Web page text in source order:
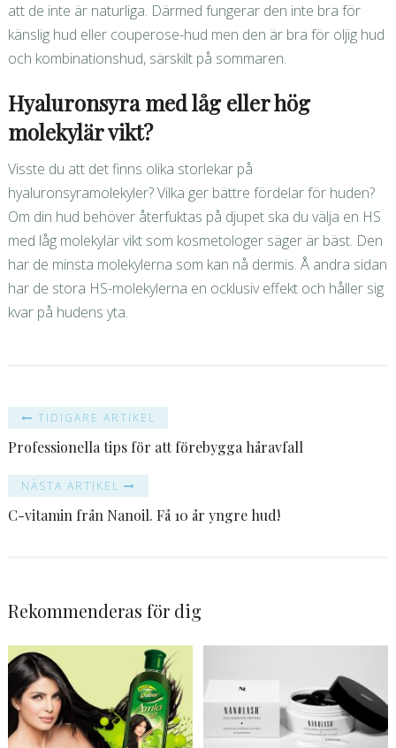
att de inte är naturliga. Därmed fungerar den inte bra för
känslig hud eller couperose-hud men den är bra för oljig hud
och kombinationshud, särskilt på sommaren.
Hyaluronsyra med låg eller hög
molekylär vikt?
Visste du att det finns olika storlekar på
hyaluronsyramolekyler? Vilka ger bättre fördelar för huden?
Om din hud behöver återfuktas på djupet ska du välja en HS
med låg molekylär vikt som kosmetologer säger är bäst. Den
har de minsta molekylerna som kan nå dermis. Å andra sidan
har de stora HS-molekylerna en ocklusiv effekt och håller sig
kvar på hudens yta.
TIDIGARE ARTIKEL
Professionella tips för att förebygga håravfall
NÄSTA ARTIKEL
C-vitamin från Nanoil. Få 10 år yngre hud!
Rekommenderas för dig